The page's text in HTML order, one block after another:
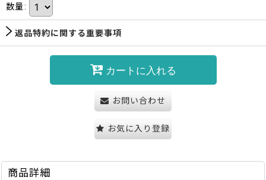
数量:
返品特約に関する重要事項
カートに入れる
お問い合わせ
お気に入り登録
商品詳細